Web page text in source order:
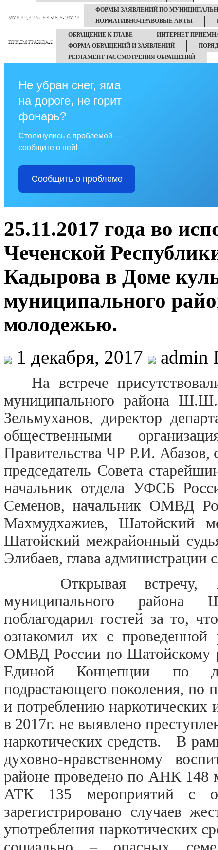
МУНИЦИПАЛЬНЫЕ УСЛУГИ
ФОРМЫ ЗАЯВЛЕНИЙ ПО
НОРМАТИВНО-ПРАВОВЫЕ АКТЫ
ПРИЕМ ГРАЖДАН
ОБРАЩЕНИЕ К ГЛАВЕ
ИНТЕРНЕТ
ФОРМА ОБРАЩЕНИЙ И ЗАЯВЛЕНИЙ
РЕГЛАМЕНТ РАССМОТРЕНИЯ ОБРАЩЕНИЙ
Не убран снег, яма
на дороге, не горит
фонарь?
Столкнулись с проблемой —
сообщите о ней!
Сообщить о проблеме
25.11.2017 года во
Чеченской
Кадырова в Доме
муниципального
молодежью.
1 декабря, 2017 admin
На встрече
муниципального района
Зельмуханов, директор
общественными
Правительства ЧР Р.И.
председатель Совета
начальник отдела УФСБ
Семенов, начальник ОМВД
Махмудхажиев, Шатойский
Шатойский межрайонный
Элибаев, глава
Открывая встречу,
муниципального района
поблагодарил гостей за то,
ознакомил их с проведенной
ОМВД России по Шатойскому
Единой Концепции по
подрастающего поколения, по
и потреблению
в 2017г. не выявлено
наркотических средств. В
духовно-нравственному
районе проведено по АНК 148
АТК 135 мероприятий с
зарегистрировано случаев
употребления наркотических